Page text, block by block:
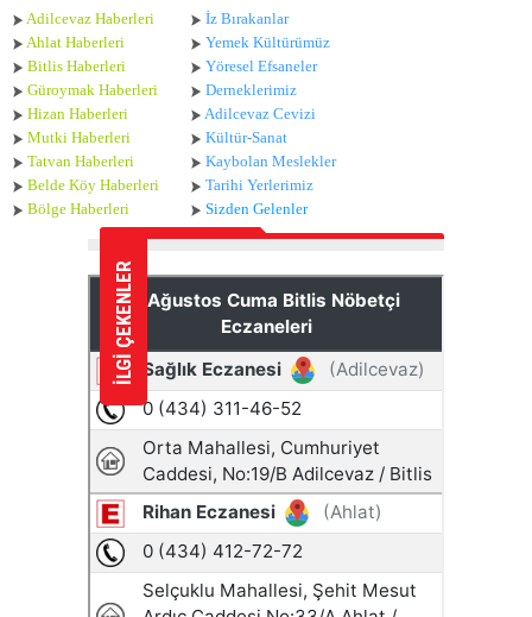
Adilcevaz Haberleri
Ahlat Haberleri
Bitlis Haberleri
Güroymak Haberleri
Hizan Haberleri
Mutki Haberleri
Tatvan Haberleri
Belde Köy Haberleri
Bölge Haberleri
İz Bırakanlar
Yemek Kültürümüz
Yöresel Efsaneler
Derneklerimiz
Adilcevaz Cevizi
Kültür-Sanat
Kaybolan Meslekler
Tarihi Yerlerimiz
Sizden Gelenler
İLGİ ÇEKENLER